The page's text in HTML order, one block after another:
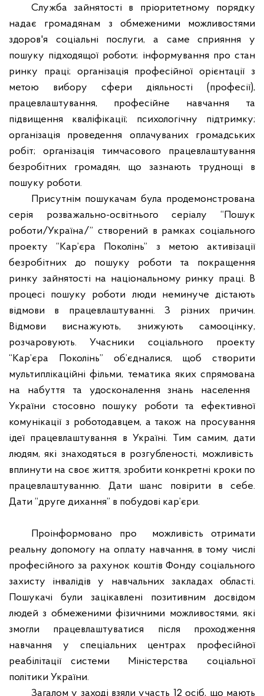
Служба зайнятості в пріоритетному порядку
надає громадянам з обмеженими можливостями
здоров'я соціальні послуги, а саме сприяння у
пошуку підходящої роботи; інформування про стан
ринку праці; організація професійної орієнтації з
метою вибору сфери діяльності (професії),
працевлаштування, професійне навчання та
підвищення кваліфікації; психологічну підтримку;
організація проведення оплачуваних громадських
робіт; організація тимчасового працевлаштування
безробітних громадян, що зазнають труднощі в
пошуку роботи.
Присутнім пошукачам була продемонстрована
серія розважально-освітнього серіалу “Пошук
роботи/Україна/” створений в рамках соціального
проекту “Кар’єра Поколінь” з метою активізації
безробітних до пошуку роботи та покращення
ринку зайнятості на національному ринку праці. В
процесі
пошуку роботи люди неминучедістають
відмови в працевлаштуванні. З різнихпричин.
Відмови
виснажують, знижують самооцінку,
розчаровують.Учасники соціального проекту
“Кар’єра Поколінь” об’єдналися, щоб
створити
мультиплікаційні фільми, тематика яких спрямована
на набуття та удосконалення знань
населення
України
стосовно пошуку роботи та ефективної
комунікації з роботодавцем, а також на просування
ідеї працевлаштування вУкраїні. Тим самим,дати
людям,які знаходяться в розгубленості, можливість
вплинути на своє життя, зробити конкретні кроки по
працевлаштуванню. Дати шанс повірити в себе.
Дати “друге дихання” в побудові кар’єри.
Проінформовано про
можливість отримати
реальну допомогу на оплату навчання, в тому числі
професійного за рахунок коштів Фонду соціального
захисту інвалідів у навчальних закладах області.
Пошукачі були зацікавлені позитивним досвідом
людей з обмеженими фізичними можливостями, які
змогли працевлаштуватися після проходження
навчання у спеціальних центрах професійної
реабілітації системи
Міністерства
соціальної
політики України.
Загалом у заході взяли участь 12 осіб, що мають